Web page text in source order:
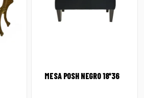
MESA POSH NEGRO 18*36